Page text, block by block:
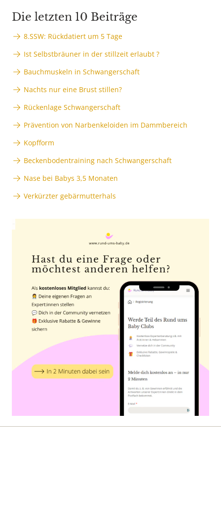
Die letzten 10 Beiträge
8.SSW: Rückdatiert um 5 Tage
Ist Selbstbräuner in der stillzeit erlaubt ?
Bauchmuskeln in Schwangerschaft
Nachts nur eine Brust stillen?
Rückenlage Schwangerschaft
Prävention von Narbenkeloiden im Dammbereich
Kopfform
Beckenbodentraining nach Schwangerschaft
Nase bei Babys 3,5 Monaten
Verkürzter gebärmutterhals